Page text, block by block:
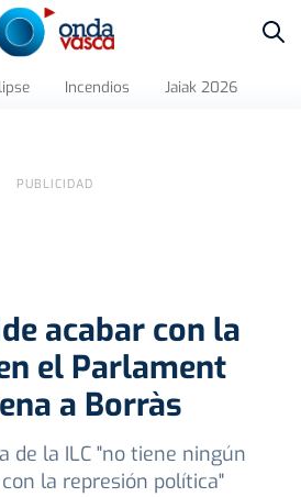
Incendios Jaiak 2026
acabar con la
el Parlament
a Borràs
de la ILC "no tiene ningún
la represión política"